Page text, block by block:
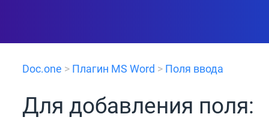
Doc.one > Плагин MS Word > Поля ввода
Для добавления поля: